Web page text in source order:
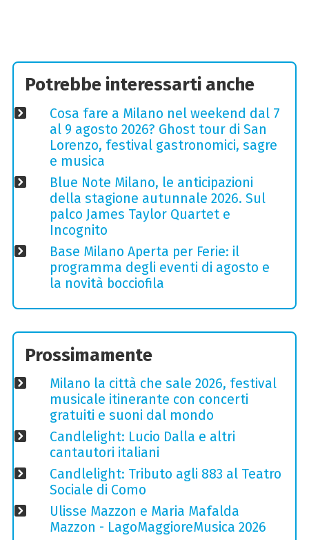
Potrebbe interessarti anche
Cosa fare a Milano nel weekend dal 7
al 9 agosto 2026? Ghost tour di San
Lorenzo, festival gastronomici, sagre
e musica
Blue Note Milano, le anticipazioni
della stagione autunnale 2026. Sul
palco James Taylor Quartet e
Incognito
Base Milano Aperta per Ferie: il
programma degli eventi di agosto e
la novità bocciofila
Prossimamente
Milano la città che sale 2026, festival
musicale itinerante con concerti
gratuiti e suoni dal mondo
Candlelight: Lucio Dalla e altri
cantautori italiani
Candlelight: Tributo agli 883 al Teatro
Sociale di Como
Ulisse Mazzon e Maria Mafalda
Mazzon - LagoMaggioreMusica 2026